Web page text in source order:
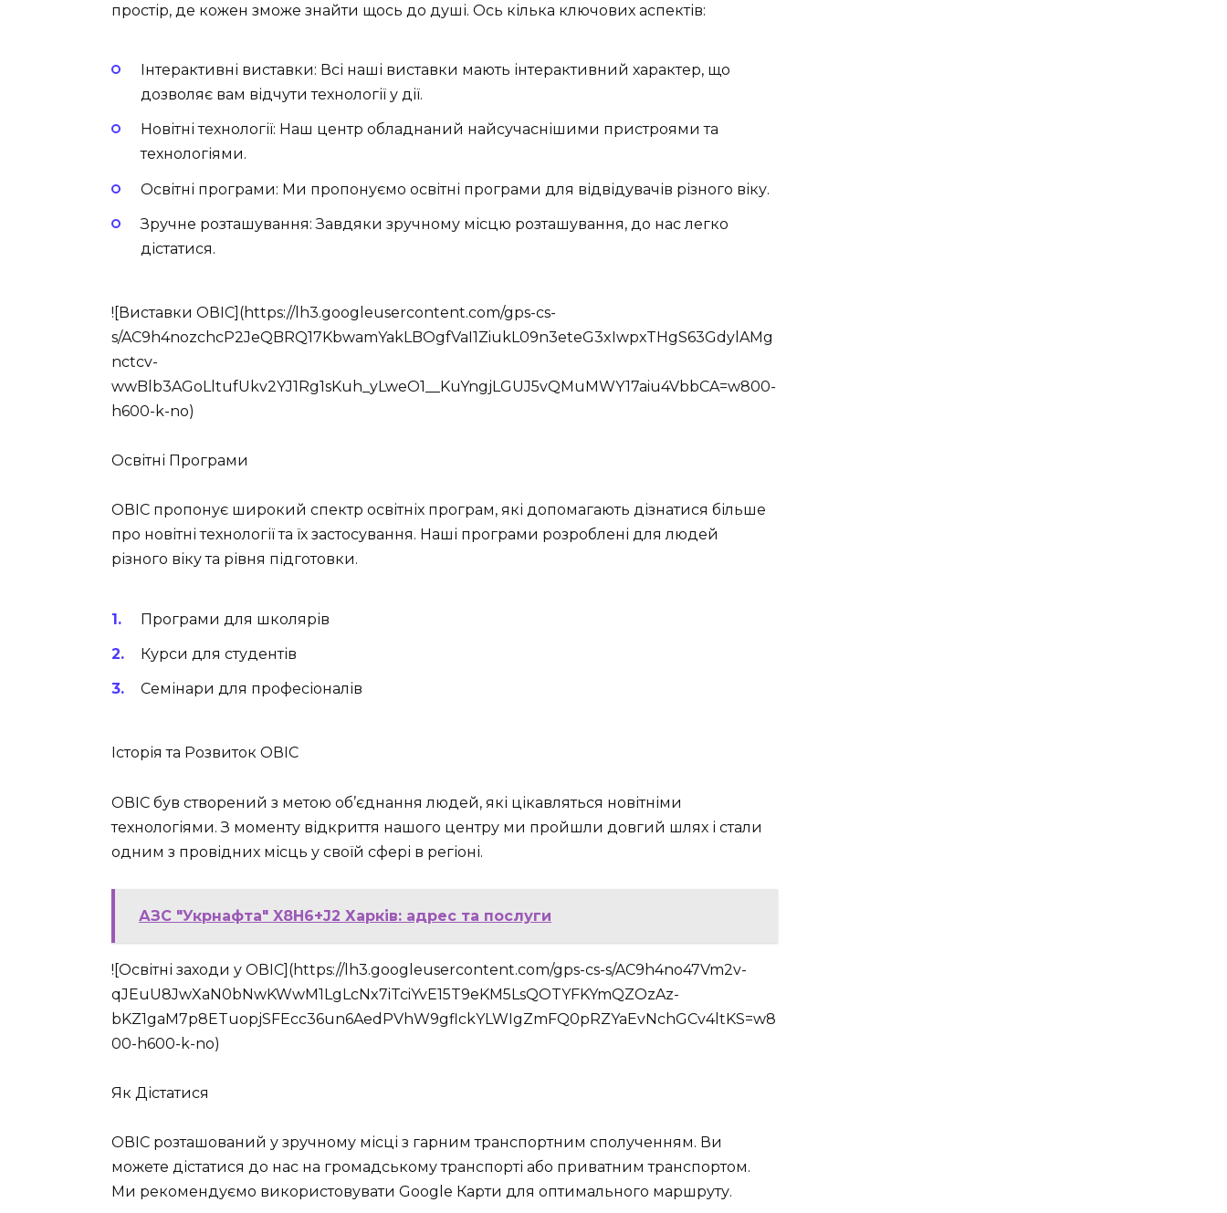
простір, де кожен зможе знайти щось до душі. Ось кілька ключових аспектів:
Інтерактивні виставки: Всі наші виставки мають інтерактивний характер, що
дозволяє вам відчути технології у дії.
Новітні технології: Наш центр обладнаний найсучаснішими пристроями та
технологіями.
Освітні програми: Ми пропонуємо освітні програми для відвідувачів різного віку.
Зручне розташування: Завдяки зручному місцю розташування, до нас легко
дістатися.
![Виставки ОВІС](https://lh3.googleusercontent.com/gps-cs-
s/AC9h4nozchcP2JeQBRQ17KbwamYakLBOgfVaI1ZiukL09n3eteG3xIwpxTHgS63GdylAMg
nctcv-
wwBlb3AGoLltufUkv2YJ1Rg1sKuh_yLweO1__KuYngjLGUJ5vQMuMWY17aiu4VbbCA=w800-
h600-k-no)
Освітні Програми
ОВІС пропонує широкий спектр освітніх програм, які допомагають дізнатися більше
про новітні технології та їх застосування. Наші програми розроблені для людей
різного віку та рівня підготовки.
Програми для школярів
Курси для студентів
Семінари для професіоналів
Історія та Розвиток ОВІС
ОВІС був створений з метою об’єднання людей, які цікавляться новітніми
технологіями. З моменту відкриття нашого центру ми пройшли довгий шлях і стали
одним з провідних місць у своїй сфері в регіоні.
АЗС "Укрнафта" X8H6+J2 Харків: адрес та послуги
![Освітні заходи у ОВІС](https://lh3.googleusercontent.com/gps-cs-s/AC9h4no47Vm2v-
qJEuU8JwXaN0bNwKWwM1LgLcNx7iTciYvE15T9eKM5LsQOTYFKYmQZOzAz-
bKZ1gaM7p8ETuopjSFEcc36un6AedPVhW9gflckYLWIgZmFQ0pRZYaEvNchGCv4ltKS=w8
00-h600-k-no)
Як Дістатися
ОВІС розташований у зручному місці з гарним транспортним сполученням. Ви
можете дістатися до нас на громадському транспорті або приватним транспортом.
Ми рекомендуємо використовувати Google Карти для оптимального маршруту.